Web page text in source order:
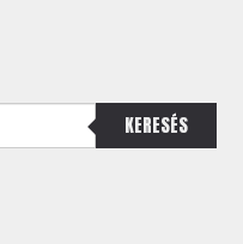
KERESÉS